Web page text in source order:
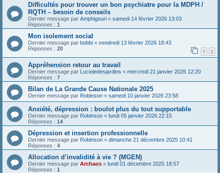
Difficultés pour trouver un bon psychiatre pour la MDPH /
RQTH – besoin de conseils
Dernier message par Amphigouri « samedi 14 février 2026 13:03
Réponses : 1
Mon isolement social
Dernier message par bobbi « vendredi 13 février 2026 18:43
Réponses : 20 1 2
Appréhension retour au travail
Dernier message par Lucioledesjardins « mercredi 21 janvier 2026 12:20
Réponses : 7
Bilan de La Grande Cause Nationale 2025
Dernier message par Robinson « samedi 10 janvier 2026 23:58
Anxiété, dépression : boulot plus du tout supportable
Dernier message par Robinson « lundi 05 janvier 2026 22:15
Réponses : 14
Dépression et insertion professionnelle
Dernier message par Robinson « dimanche 21 décembre 2025 10:41
Réponses : 4
Allocation d’invalidité à vie ? (MGEN)
Dernier message par Archaos « lundi 01 décembre 2025 18:57
Réponses : 1